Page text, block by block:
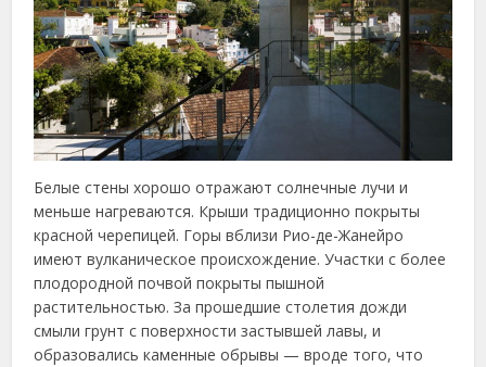
Белые стены хорошо отражают солнечные лучи и
меньше нагреваются. Крыши традиционно покрыты
красной черепицей. Горы вблизи Рио-де-Жанейро
имеют вулканическое происхождение. Участки с более
плодородной почвой покрыты пышной
растительностью. За прошедшие столетия дожди
смыли грунт с поверхности застывшей лавы, и
образовались каменные обрывы — вроде того, что